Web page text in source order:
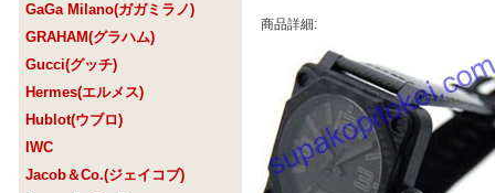
GaGa Milano(ガガミラノ)
GRAHAM(グラハム)
Gucci(グッチ)
Hermes(エルメス)
Hublot(ウブロ)
IWC
Jacob＆Co.(ジェイコブ)
商品詳細: